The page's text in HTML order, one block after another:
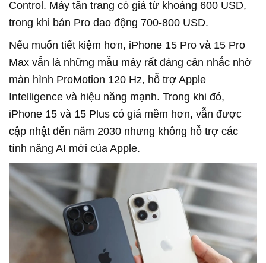
Control. Máy tân trang có giá từ khoảng 600 USD,
trong khi bản Pro dao động 700-800 USD.
Nếu muốn tiết kiệm hơn, iPhone 15 Pro và 15 Pro
Max vẫn là những mẫu máy rất đáng cân nhắc nhờ
màn hình ProMotion 120 Hz, hỗ trợ Apple
Intelligence và hiệu năng mạnh. Trong khi đó,
iPhone 15 và 15 Plus có giá mềm hơn, vẫn được
cập nhật đến năm 2030 nhưng không hỗ trợ các
tính năng AI mới của Apple.